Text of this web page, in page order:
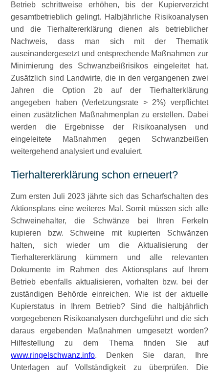
Betrieb schrittweise erhöhen, bis der Kupierverzicht
gesamtbetrieblich gelingt. Halbjährliche Risikoanalysen
und die Tierhaltererklärung dienen als betrieblicher
Nachweis, dass man sich mit der Thematik
auseinandergesetzt und entsprechende Maßnahmen zur
Minimierung des Schwanzbeißrisikos eingeleitet hat.
Zusätzlich sind Landwirte, die in den vergangenen zwei
Jahren die Option 2b auf der Tierhalterklärung
angegeben haben (Verletzungsrate > 2%) verpflichtet
einen zusätzlichen Maßnahmenplan zu erstellen. Dabei
werden die Ergebnisse der Risikoanalysen und
eingeleitete Maßnahmen gegen Schwanzbeißen
weitergehend analysiert und evaluiert.
Tierhaltererklärung schon erneuert?
Zum ersten Juli 2023 jährte sich das Scharfschalten des
Aktionsplans eine weiteres Mal. Somit müssen sich alle
Schweinehalter, die Schwänze bei Ihren Ferkeln
kupieren bzw. Schweine mit kupierten Schwänzen
halten, sich wieder um die Aktualisierung der
Tierhaltererklärung kümmern und alle relevanten
Dokumente im Rahmen des Aktionsplans auf Ihrem
Betrieb ebenfalls aktualisieren, vorhalten bzw. bei der
zuständigen Behörde einreichen. Wie ist der aktuelle
Kupierstatus in Ihrem Betrieb? Sind die halbjährlich
vorgegebenen Risikoanalysen durchgeführt und die sich
daraus ergebenden Maßnahmen umgesetzt worden?
Hilfestellung zu dem Thema finden Sie auf
www.ringelschwanz.info. Denken Sie daran, Ihre
Unterlagen auf Vollständigkeit zu überprüfen. Die